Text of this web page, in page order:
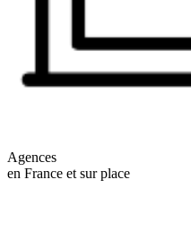
Agences
en France et sur place